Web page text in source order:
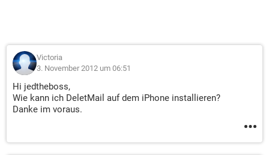
Victoria
3. November 2012 um 06:51
Hi jedtheboss,
Wie kann ich DeletMail auf dem iPhone installieren?
Danke im voraus.